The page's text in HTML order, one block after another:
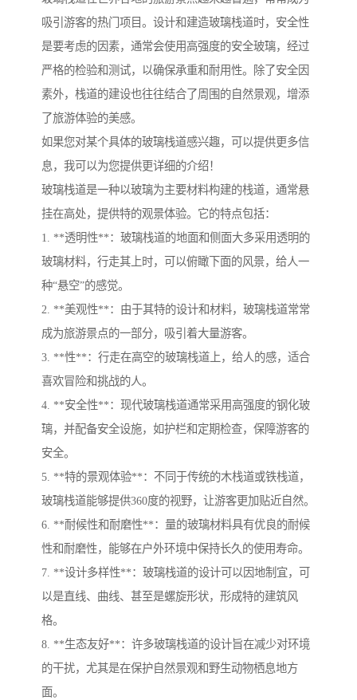
吸引游客的热门项目。设计和建造玻璃栈道时，安全性
是要考虑的因素，通常会使用高强度的安全玻璃，经过
严格的检验和测试，以确保承重和耐用性。除了安全因
素外，栈道的建设也往往结合了周围的自然景观，增添
了旅游体验的美感。
如果您对某个具体的玻璃栈道感兴趣，可以提供更多信
息，我可以为您提供更详细的介绍！
玻璃栈道是一种以玻璃为主要材料构建的栈道，通常悬
挂在高处，提供特的观景体验。它的特点包括：
1. **透明性**：玻璃栈道的地面和侧面大多采用透明的
玻璃材料，行走其上时，可以俯瞰下面的风景，给人一
种“悬空”的感觉。
2. **美观性**：由于其特的设计和材料，玻璃栈道常常
成为旅游景点的一部分，吸引着大量游客。
3. **性**：行走在高空的玻璃栈道上，给人的感，适合
喜欢冒险和挑战的人。
4. **安全性**：现代玻璃栈道通常采用高强度的钢化玻
璃，并配备安全设施，如护栏和定期检查，保障游客的
安全。
5. **特的景观体验**：不同于传统的木栈道或铁栈道，
玻璃栈道能够提供360度的视野，让游客更加贴近自然。
6. **耐候性和耐磨性**：量的玻璃材料具有优良的耐候
性和耐磨性，能够在户外环境中保持长久的使用寿命。
7. **设计多样性**：玻璃栈道的设计可以因地制宜，可
以是直线、曲线、甚至是螺旋形状，形成特的建筑风
格。
8. **生态友好**：许多玻璃栈道的设计旨在减少对环境
的干扰，尤其是在保护自然景观和野生动物栖息地方
面。